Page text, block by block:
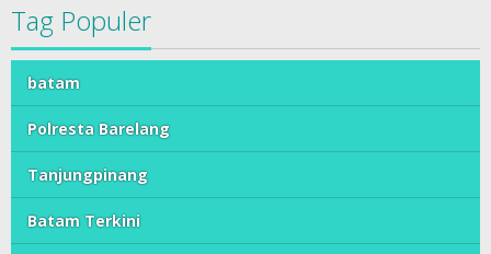
Tag Populer
batam
Polresta Barelang
Tanjungpinang
Batam Terkini